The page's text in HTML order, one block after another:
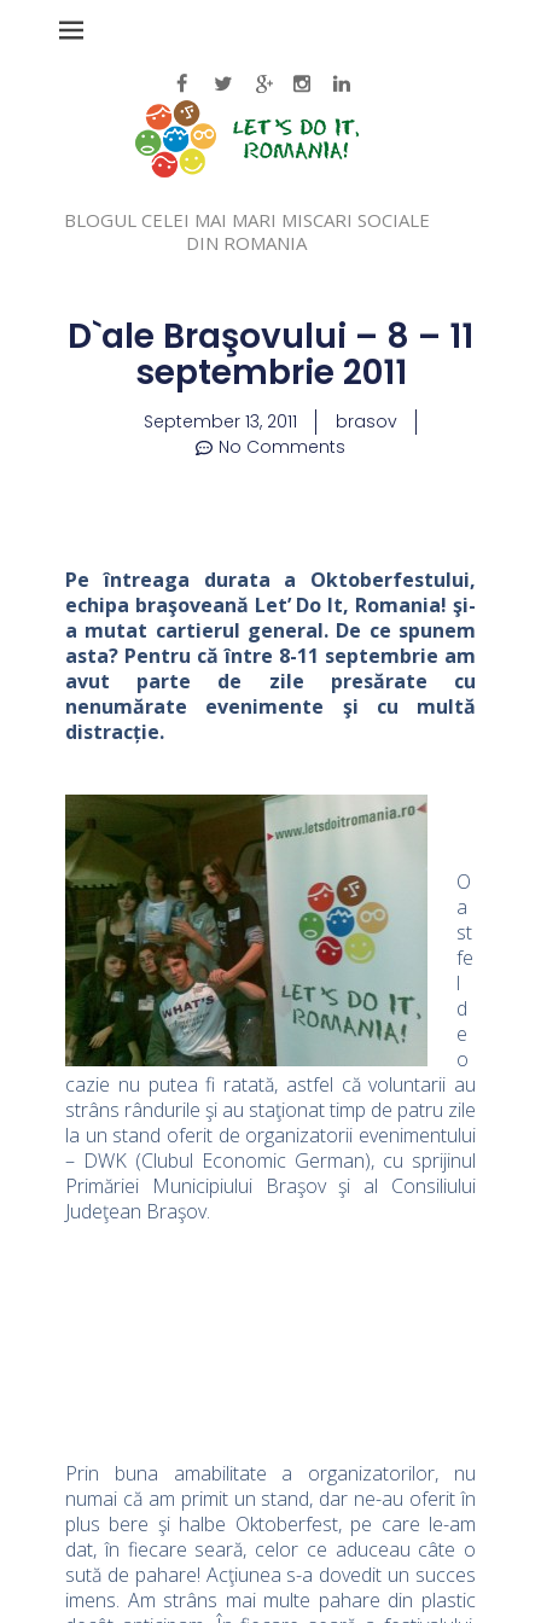
BLOGUL CELEI MAI MARI MISCARI SOCIALE
DIN ROMANIA
D`ale Braşovului – 8 – 11
septembrie 2011
September 13, 2011
brasov
No Comments
Pe întreaga durata a Oktoberfestului,
echipa braşoveană Let’ Do It, Romania! şi-
a mutat cartierul general. De ce spunem
asta? Pentru că între 8-11 septembrie am
avut parte de zile presărate cu
nenumărate evenimente şi cu multă
distracție.
O
a
st
fe
l
d
e
o
cazie nu putea fi ratată, astfel că voluntarii au
strâns rândurile şi au staţionat timp de patru zile
la un stand oferit de organizatorii evenimentului
– DWK (Clubul Economic German), cu sprijinul
Primăriei Municipiului Braşov şi al Consiliului
Judeţean Braşov.
Prin buna amabilitate a organizatorilor, nu
numai că am primit un stand, dar ne-au oferit în
plus bere şi halbe Oktoberfest, pe care le-am
dat, în fiecare seară, celor ce aduceau câte o
sută de pahare! Acţiunea s-a dovedit un succes
imens. Am strâns mai multe pahare din plastic